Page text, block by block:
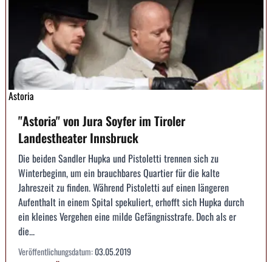
Astoria
"Astoria" von Jura Soyfer im Tiroler
Landestheater Innsbruck
Die beiden Sandler Hupka und Pistoletti trennen sich zu
Winterbeginn, um ein brauchbares Quartier für die kalte
Jahreszeit zu finden. Während Pistoletti auf einen längeren
Aufenthalt in einem Spital spekuliert, erhofft sich Hupka durch
ein kleines Vergehen eine milde Gefängnisstrafe. Doch als er
die...
Veröffentlichungsdatum:03.05.2019